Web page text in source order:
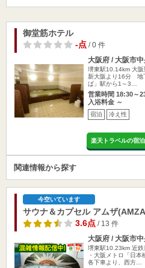
御堂筋ホテル
-点/ 0 件
大阪府 / 大阪市
堺東駅10.14km 大阪
新大阪より16分 地
ば」駅から1～3…
営業時間 18:30～
入浴料金 ～
宿泊 冷え性
楽天トラベルの宿
関連情報から探す
今空いています
サウナ＆カプセル アムザ
3.6点/ 13 件
大阪府 / 大阪市
堺東駅10.23km 近鉄
・大阪メトロ「日本
各下車より、西方…